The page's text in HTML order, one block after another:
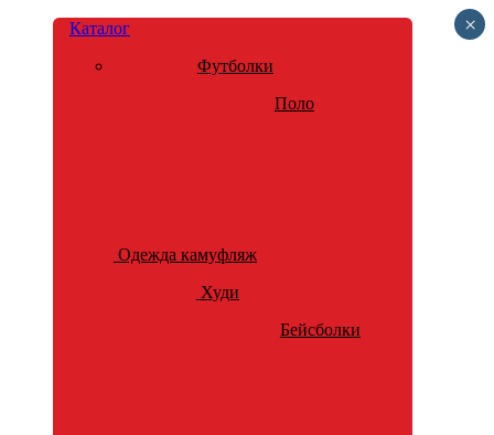
Каталог
Футболки
Поло
Одежда камуфляж
Худи
Бейсболки
×